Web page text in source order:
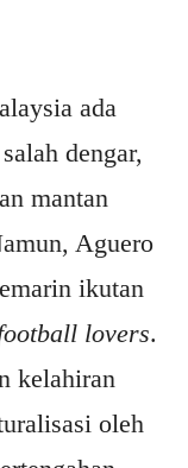
ada
dengar,
mantan
Aguero
ikutan
lovers.
kelahiran
oleh